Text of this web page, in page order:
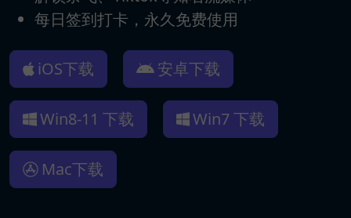
每日签到打卡，永久免费使用
iOS下载 安卓下载
Win8-11 下载 Win7 下载
Mac下载